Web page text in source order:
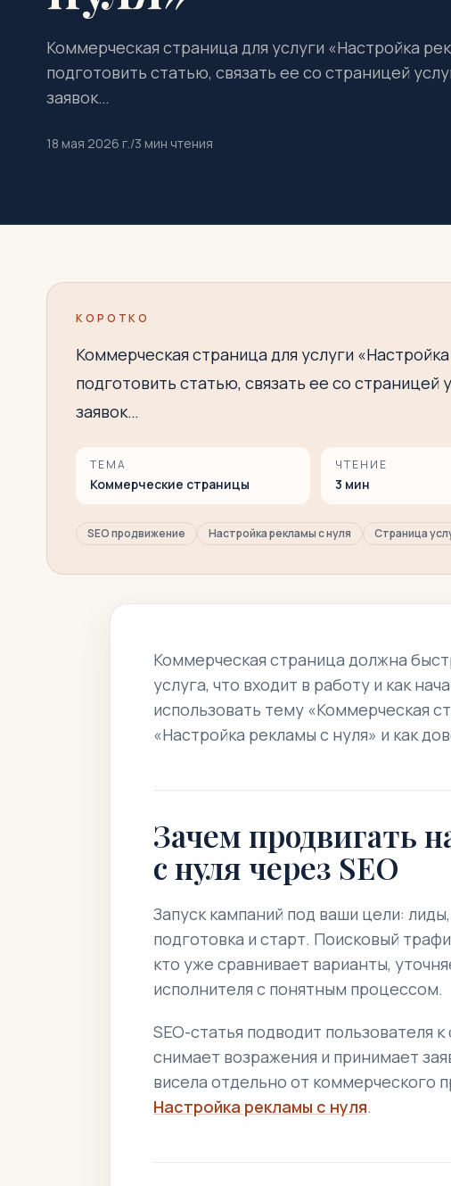
Коммерческая страница для услуги «Настройка
подготовить статью, связать ее со страницей
заявок…
18 мая 2026 г./3 мин чтения
КОРОТКО
Коммерческая страница для услуги
подготовить статью, связать ее со страницей
заявок…
ТЕМА
Коммерческие страницы
ЧТЕНИЕ
3 мин
SEO продвижение Настройка рекламы с нуля Страница
Коммерческая страница должна
услуга, что входит в работу и как
использовать тему «Коммерческая
«Настройка рекламы с нуля» и как
Зачем продвигать
с нуля через SEO
Запуск кампаний под ваши цели:
подготовка и старт. Поисковый
кто уже сравнивает варианты,
исполнителя с понятным процессом.
SEO-статья подводит пользователя
снимает возражения и принимает
висела отдельно от коммерческого
Настройка рекламы с нуля.